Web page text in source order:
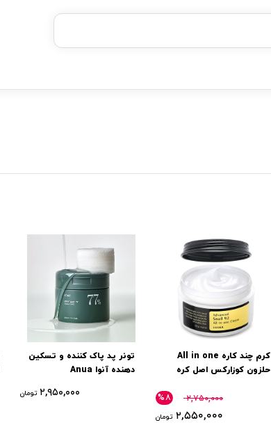
خرید قسطی با ترب‌پی
کرم چند کاره All in one
حلزون كوزاركس اصل کره
۲,۷۵۰,۰۰۰
۲,۵۵۰,۰۰۰ تومان
%۸
تونر پد پاک کننده و تسکین
دهنده آنوا Anua
۲,۹۵۰,۰۰۰ تومان